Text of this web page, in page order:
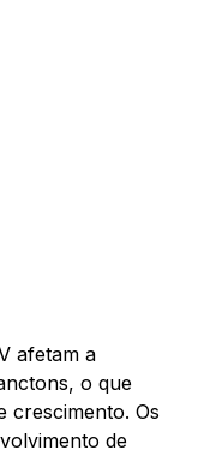
afetam a
o que
crescimento. Os
de